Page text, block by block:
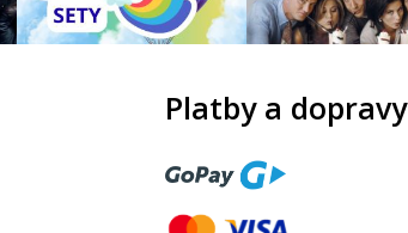
Platby a dopravy